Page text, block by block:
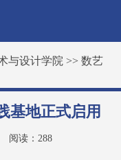
与设计学院 >>数艺
基地正式启用
阅读： 288